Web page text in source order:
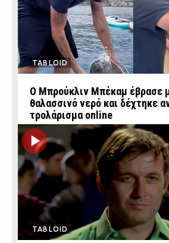
TABLOID
Ο Μπρούκλιν Μπέκαμ έβρασε
θαλασσινό νερό και δέχτηκε
τρολάρισμα online
TABLOID